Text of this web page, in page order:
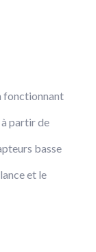
fonctionnant
partir de
basse
et le